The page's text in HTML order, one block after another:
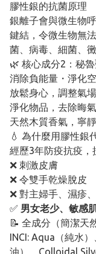
膠性銀的抗菌原理
銀離子會與微生物
鍵結，令微生物無
菌、病毒、細菌、
🌿 核心成分2：秘
消除負能量・淨化
放鬆身心，調整氣場
淨化物品，去除晦氣
天然木質香氣，寧
💧 為什麼用膠性銀
經歷3年防疫抗疫，
❌ 刺激皮膚
❌ 令雙手乾燥脫皮
❌ 對主婦手、濕疹
✅ 男女老少、敏感
📝 全成分（簡潔天
INCI: Aqua（純水
油）、Colloidal